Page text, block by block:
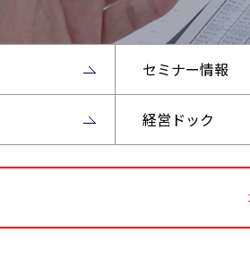
セミナー情報
経営ドック